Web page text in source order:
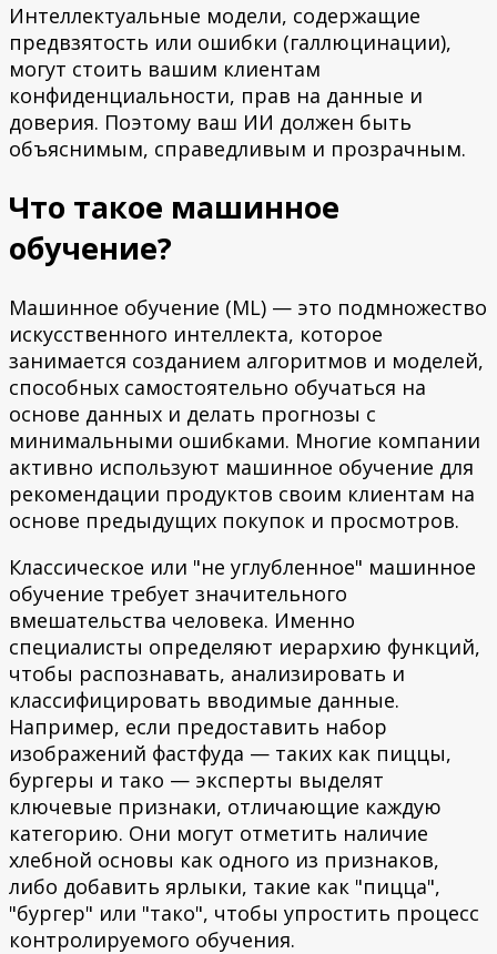
Интеллектуальные модели, содержащие
предвзятость или ошибки (галлюцинации),
могут стоить вашим клиентам
конфиденциальности, прав на данные и
доверия. Поэтому ваш ИИ должен быть
объяснимым, справедливым и прозрачным.
Что такое машинное
обучение?
Машинное обучение (ML) — это подмножество
искусственного интеллекта, которое
занимается созданием алгоритмов и моделей,
способных самостоятельно обучаться на
основе данных и делать прогнозы с
минимальными ошибками. Многие компании
активно используют машинное обучение для
рекомендации продуктов своим клиентам на
основе предыдущих покупок и просмотров.
Классическое или "не углубленное" машинное
обучение требует значительного
вмешательства человека. Именно
специалисты определяют иерархию функций,
чтобы распознавать, анализировать и
классифицировать вводимые данные.
Например, если предоставить набор
изображений фастфуда — таких как пиццы,
бургеры и тако — эксперты выделят
ключевые признаки, отличающие каждую
категорию. Они могут отметить наличие
хлебной основы как одного из признаков,
либо добавить ярлыки, такие как "пицца",
"бургер" или "тако", чтобы упростить процесс
контролируемого обучения.